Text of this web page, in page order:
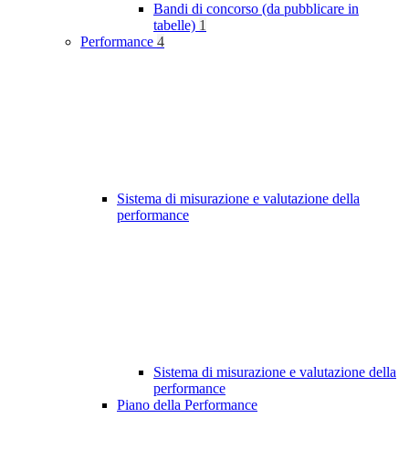
Bandi di concorso (da pubblicare in
tabelle) 1
Performance 4
Sistema di misurazione e valutazione della
performance
Sistema di misurazione e valutazione della
performance
Piano della Performance